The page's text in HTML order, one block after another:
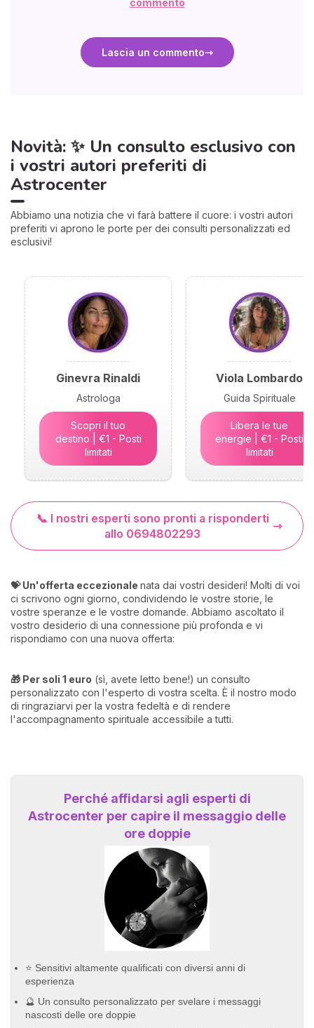
Lascia un commento
Novità: ✨ Un consulto esclusivo con
i vostri autori preferiti di
Astrocenter
Abbiamo una notizia che vi farà battere il cuore: i vostri autori
preferiti vi aprono le porte per dei consulti personalizzati ed
esclusivi!
Ginevra Rinaldi
Astrologa
Scopri il tuo
destino | €1 - Posti
limitati
Viola Lombardo
Guida Spirituale
Libera le tue
energie | €1 - Posti
limitati
📞 I nostri esperti sono pronti a risponderti
allo 0694802293
💝 Un'offerta eccezionale nata dai vostri desideri! Molti di voi
ci scrivono ogni giorno, condividendo le vostre storie, le
vostre speranze e le vostre domande. Abbiamo ascoltato il
vostro desiderio di una connessione più profonda e vi
rispondiamo con una nuova offerta:
🎁 Per soli 1 euro (sì, avete letto bene!) un consulto
personalizzato con l'esperto di vostra scelta. È il nostro modo
di ringraziarvi per la vostra fedeltà e di rendere
l'accompagnamento spirituale accessibile a tutti.
Perché affidarsi agli esperti di
Astrocenter per capire il messaggio delle
ore doppie
⭐ Sensitivi altamente qualificati con diversi anni di
esperienza
🔮 Un consulto personalizzato per svelare i messaggi
nascosti delle ore doppie